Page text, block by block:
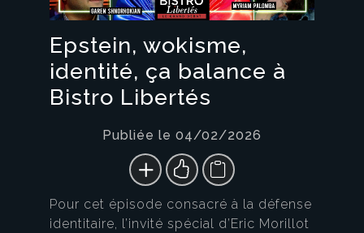
Video
Epstein, wokisme,
identité, ça balance à
Bistro Libertés
Publiée le 04/02/2026
Pour cet épisode consacré à la défense
identitaire, l’invité spécial d’Eric Morillot